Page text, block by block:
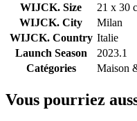
WIJCK. Size
21 x 30
WIJCK. City
Milan
WIJCK. Country Italie
Launch Season
2023.1
Catégories
Maison
Vous pourriez